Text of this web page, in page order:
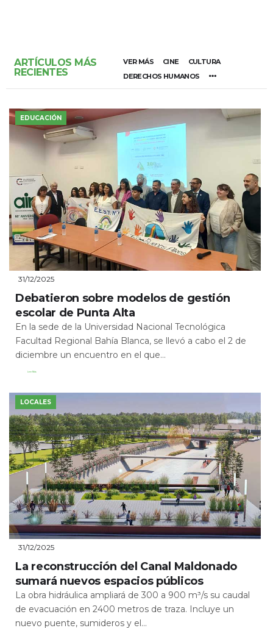
ARTÍCULOS MÁS
RECIENTES
VER MÁS CINE
CULTURA
DERECHOS HUMANOS
EDUCACIÓN
31/12/2025
Debatieron sobre modelos de gestión
escolar de Punta Alta
En la sede de la Universidad Nacional Tecnológica
Facultad Regional Bahía Blanca, se llevó a cabo el 2 de
diciembre un encuentro en el que...
Leer Más
LOCALES
31/12/2025
La reconstrucción del Canal Maldonado
sumará nuevos espacios públicos
La obra hidráulica ampliará de 300 a 900 m³/s su caudal
de evacuación en 2400 metros de traza. Incluye un
nuevo puente, sumideros y el...